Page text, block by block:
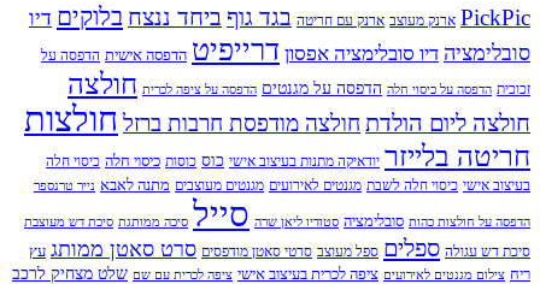
PickPic ארנק מעוצב ארנק עם חריטה בגד גוף ביחד ננצח בלוקים דיו
סובלימציה דיו סובלימציה אפסון דרייפיט הדפסה אישית הדפסה על
זכוכית הדפסה על כיסוי חלה הדפסה על מגנטים הדפסה על ציפה לכרית חולצה
חולצה ליום הולדת חולצה מודפסת חרבות ברזל חולצות
חריטה בלייזר יודאיקה מתנות בעיצוב אישי כוס כוסות כיסוי חלה כיסוי חלה
בעיצוב אישי כיסוי חלה לשבת מגנטים לאירועים מגנטים מעוצבים מתנה לאבא נייר טרנספר
הדפסה על חולצות כהות סובלימציה סטודיו ליאן שרה סייל סיכה ממותגת סיכת דש מעוצבת
סיכת דש עגולה ספלים ספל מעוצב סרטי סאטן מודפסים סרט סאטן ממותג עץ
ריח צילום מגנטים לאירועים ציפה לכרית בעיצוב אישי ציפה לכרית עם שם שלט מצחיק לרכב